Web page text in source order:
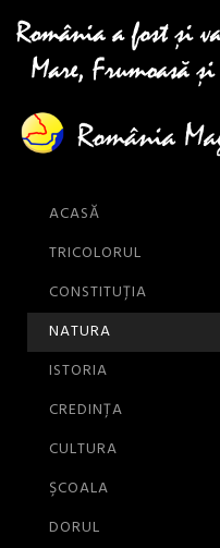
ACASĂ
TRICOLORUL
CONSTITUȚIA
NATURA
ISTORIA
CREDINŢA
CULTURA
ŞCOALA
DORUL